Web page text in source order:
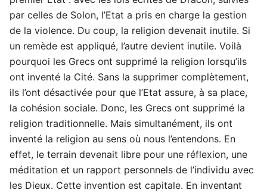
par celles de Solon, l’Etat a pris en charge la gestion
de la violence. Du coup, la religion devenait inutile. Si
un remède est appliqué, l’autre devient inutile. Voilà
pourquoi les Grecs ont supprimé la religion lorsqu’ils
ont inventé la Cité. Sans la supprimer complètement,
ils l’ont désactivée pour que l’Etat assure, à sa place,
la cohésion sociale. Donc, les Grecs ont supprimé la
religion traditionnelle. Mais simultanément, ils ont
inventé la religion au sens où nous l’entendons. En
effet, le terrain devenait libre pour une réflexion, une
méditation et un rapport personnels de l’individu avec
les Dieux. Cette invention est capitale. En inventant